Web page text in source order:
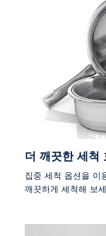
더 깨끗한 세척
집중 세척 옵션을 이
깨끗하게 세척해 보